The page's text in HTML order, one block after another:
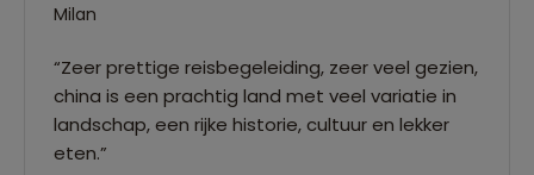
Milan
“Zeer prettige reisbegeleiding, zeer veel gezien,
china is een prachtig land met veel variatie in
landschap, een rijke historie, cultuur en lekker
eten.”